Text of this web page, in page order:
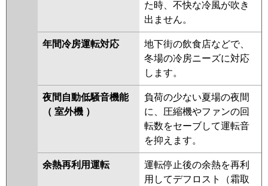
た時、不快な冷風が吹き
出ません。
年間冷房運転対応
地下街の飲食店などで、
冬場の冷房ニーズに対応
します。
夜間自動低騒音機能
（ 室外機 ）
負荷の少ない夏場の夜間
に、圧縮機やファンの回
転数をセーブして運転音
を抑えます。
余熱再利用運転
運転停止後の余熱を再利
用してデフロスト（霜取